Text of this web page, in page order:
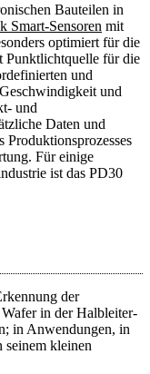
Bauteilen in
Smart-Sensoren mit
optimiert für die
Punktlichtquelle für die
und
und
und
Daten und
Produktionsprozesses
Für einige
ist das PD30
der
in der Halbleiter-
in Anwendungen, in
seinem kleinen